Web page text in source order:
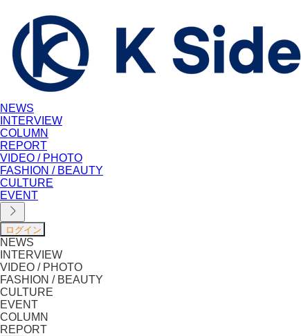
NEWS
INTERVIEW
COLUMN
REPORT
VIDEO / PHOTO
FASHION / BEAUTY
CULTURE
EVENT
NEWS
INTERVIEW
VIDEO / PHOTO
FASHION / BEAUTY
CULTURE
EVENT
COLUMN
REPORT